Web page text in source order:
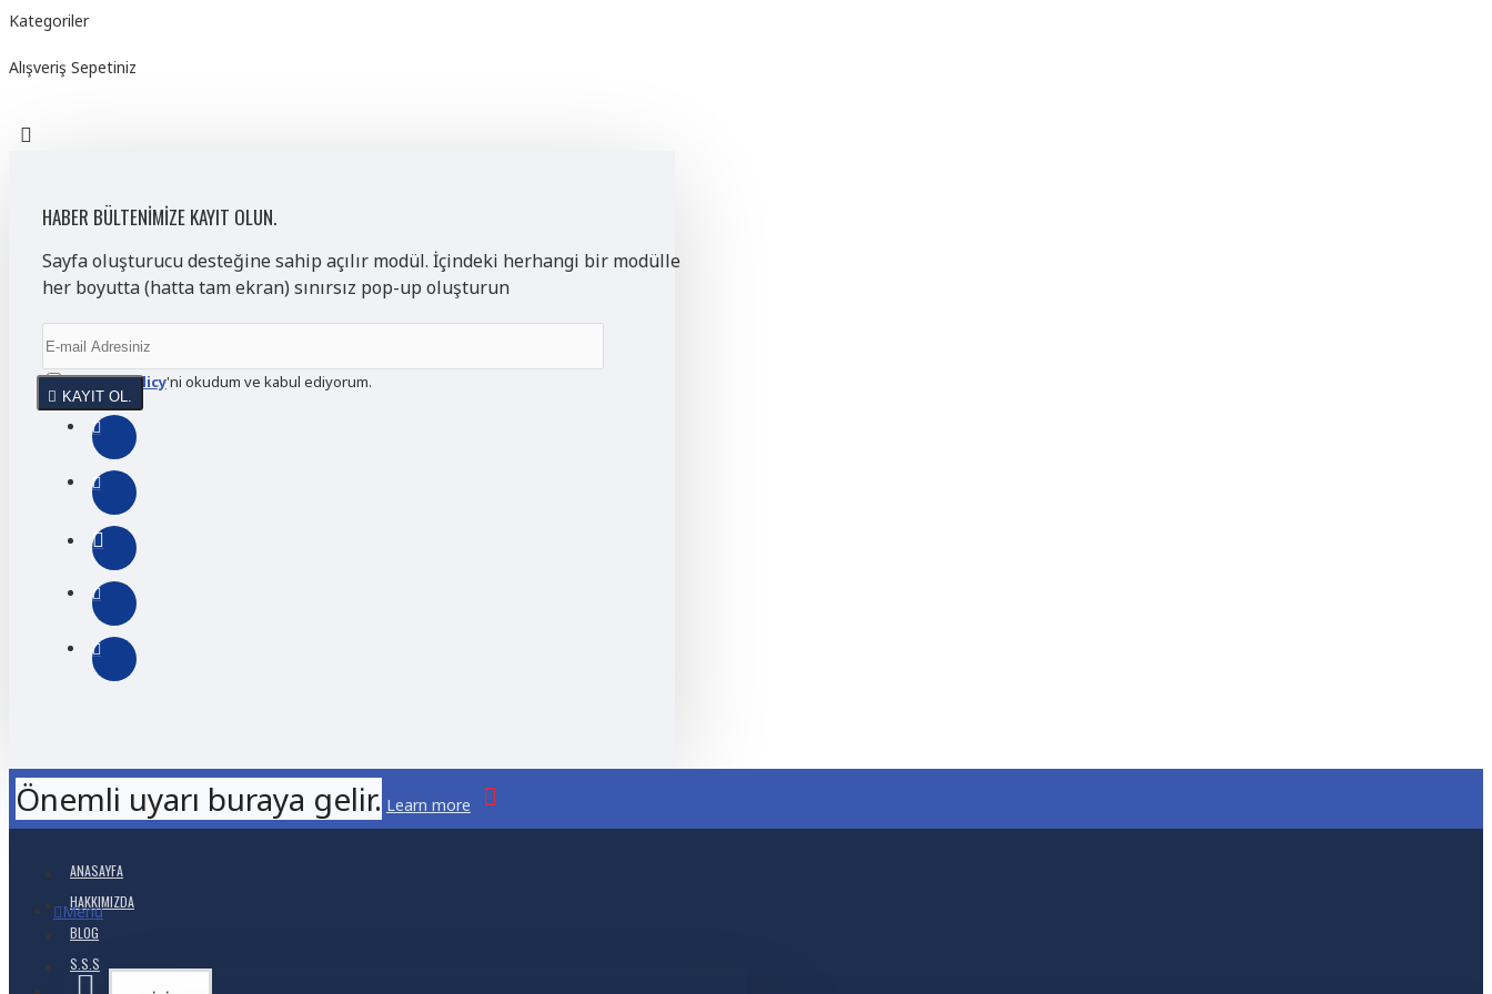
Kategoriler
Alışveriş Sepetiniz
HABER BÜLTENIMIZE KAYIT OLUN.
Sayfa oluşturucu desteğine sahip açılır modül. İçindeki herhangi bir modülle
her boyutta (hatta tam ekran) sınırsız pop-up oluşturun
KAYIT OL.
Privacy Policy'ni okudum ve kabul ediyorum.
Önemli uyarı buraya gelir. Learn more
ANASAYFA
HAKKIMIZDA
BLOG
S.S.S
Menu